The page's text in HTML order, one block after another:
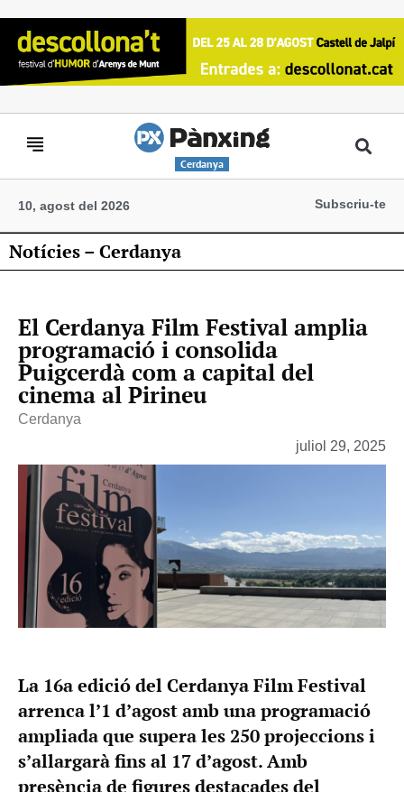
Cerdanya
10, agost del 2026 Subscriu-te
Notícies – Cerdanya
El Cerdanya Film Festival amplia
programació i consolida
Puigcerdà com a capital del
cinema al Pirineu
Cerdanya
juliol 29, 2025
La 16a edició del Cerdanya Film Festival
arrenca l’1 d’agost amb una programació
ampliada que supera les 250 projeccions i
s’allargarà fins al 17 d’agost. Amb
presència de figures destacades del